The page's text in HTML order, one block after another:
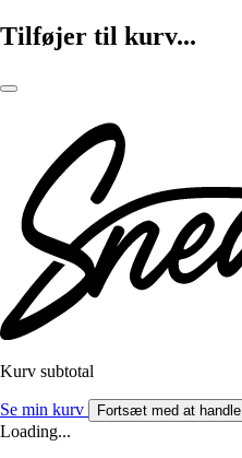
Tilføjer til kurv...
Kurv subtotal
Se min kurv Fortsæt med at handle
Loading...